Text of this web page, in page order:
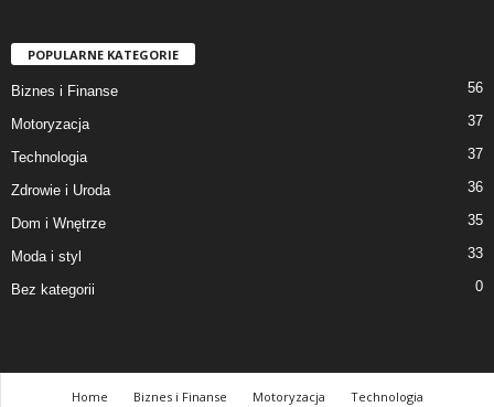
POPULARNE KATEGORIE
Biznes i Finanse 56
Motoryzacja 37
Technologia 37
Zdrowie i Uroda 36
Dom i Wnętrze 35
Moda i styl 33
Bez kategorii 0
Home Biznes i Finanse Motoryzacja Technologia